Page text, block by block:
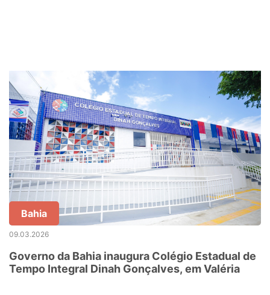
Bahia
09.03.2026
Governo da Bahia inaugura Colégio Estadual de
Tempo Integral Dinah Gonçalves, em Valéria